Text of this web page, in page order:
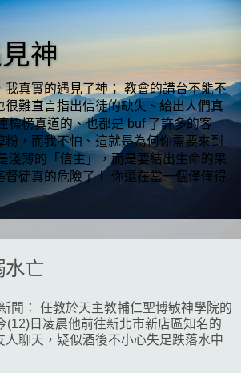
神
我真實的遇見了神； 教會的講台不能不
很難直言指出信徒的缺失、給出人們真
標榜真道的、也都是 buf 了許多的客
粉，而我不怕、這就是為何你需要來到
淺薄的「信主」，而是要結出生命的果
督徒真的危險了！ 你還在當一個僅僅得
水亡
聞： 任教於天主教輔仁聖博敏神學院的
(12)日凌晨他前往新北市新店區知名的
人聊天，疑似酒後不小心失足跌落水中